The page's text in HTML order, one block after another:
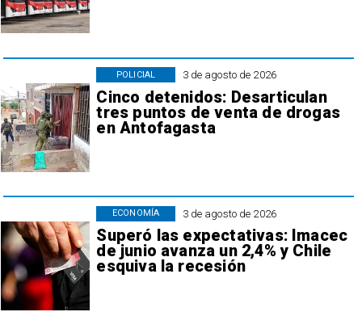
3 de agosto de 2026
Cinco detenidos: Desarticulan
tres puntos de venta de drogas
en Antofagasta
POLICIAL
3 de agosto de 2026
Superó las expectativas: Imacec
de junio avanza un 2,4% y Chile
esquiva la recesión
ECONOMÍA